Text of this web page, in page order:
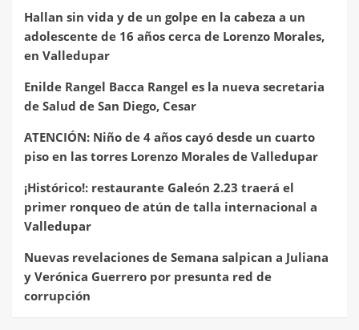
Hallan sin vida y de un golpe en la cabeza a un
adolescente de 16 años cerca de Lorenzo Morales,
en Valledupar
Enilde Rangel Bacca Rangel es la nueva secretaria
de Salud de San Diego, Cesar
ATENCIÓN: Niño de 4 años cayó desde un cuarto
piso en las torres Lorenzo Morales de Valledupar
¡Histórico!: restaurante Galeón 2.23 traerá el
primer ronqueo de atún de talla internacional a
Valledupar
Nuevas revelaciones de Semana salpican a Juliana
y Verónica Guerrero por presunta red de
corrupción